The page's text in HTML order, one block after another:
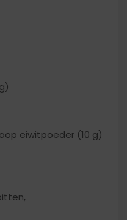
eiwitpoeder (10 g)